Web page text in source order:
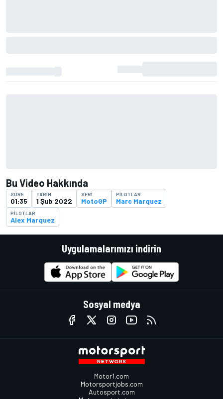
Bu Video Hakkında
SÜRE
01:35
TARIH
1 Şub 2022
SERI
MotoGP
PILOTLAR
Marc Marquez
PILOTLAR
Alex Marquez
Uygulamalarımızı indirin
Sosyal medya
Motor1.com
Motorsportjobs.com
Autosport.com